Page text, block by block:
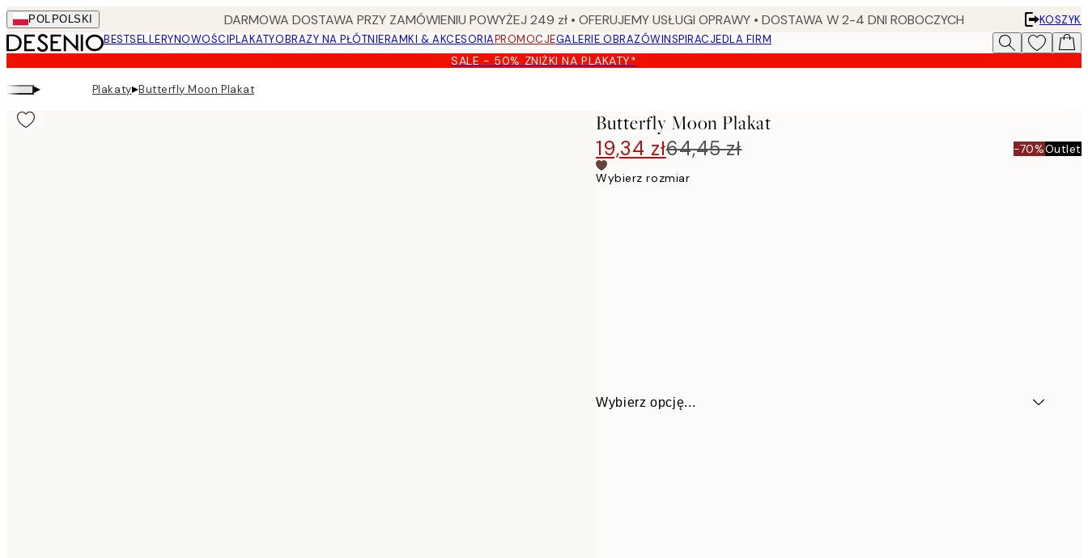
Skip
to
main
content.
POL POLSKI DARMOWA DOSTAWA PRZY ZAMÓWIENIU POWYŻEJ 249 zł • OFERUJEMY USŁUGI OPRAWY • DOSTAWA W 2-4 DNI ROBOCZYCH
KOSZYK
BESTSELLERYNOWOŚCIPLAKATYOBRAZY NA PŁÓTNIERAMKI & AKCESORIAPROMOCJEGALERIE OBRAZÓWINSPIRACJEDLA FIRM
SALE - 50% ZNIŻKI NA PLAKATY*
▸ Plakaty▸Butterfly Moon Plakat
Butterfly Moon Plakat
19,34 zł64,45 zł -70%Outlet
Wybierz rozmiar
Wybierz opcję...